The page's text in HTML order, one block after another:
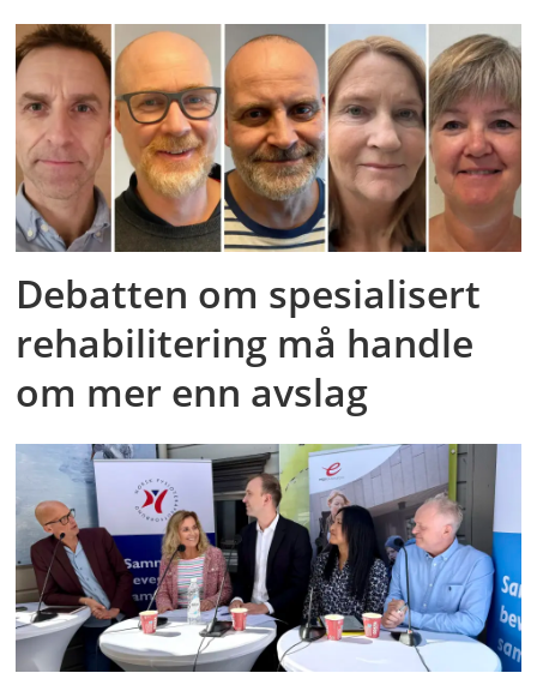
Debatten om spesialisert
rehabilitering må handle
om mer enn avslag